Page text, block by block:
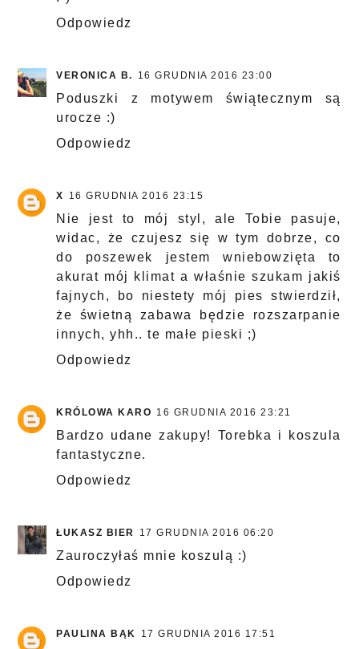
Odpowiedz
VERONICA B. 16 GRUDNIA 2016 23:00
Poduszki z motywem świątecznym są
urocze :)
Odpowiedz
X 16 GRUDNIA 2016 23:15
Nie jest to mój styl, ale Tobie pasuje,
widac, że czujesz się w tym dobrze, co
do poszewek jestem wniebowzięta to
akurat mój klimat a właśnie szukam jakiś
fajnych, bo niestety mój pies stwierdził,
że świetną zabawa będzie rozszarpanie
innych, yhh.. te małe pieski ;)
Odpowiedz
KRÓLOWA KARO 16 GRUDNIA 2016 23:21
Bardzo udane zakupy! Torebka i koszula
fantastyczne.
Odpowiedz
ŁUKASZ BIER 17 GRUDNIA 2016 06:20
Zauroczyłaś mnie koszulą :)
Odpowiedz
PAULINA BĄK 17 GRUDNIA 2016 17:51